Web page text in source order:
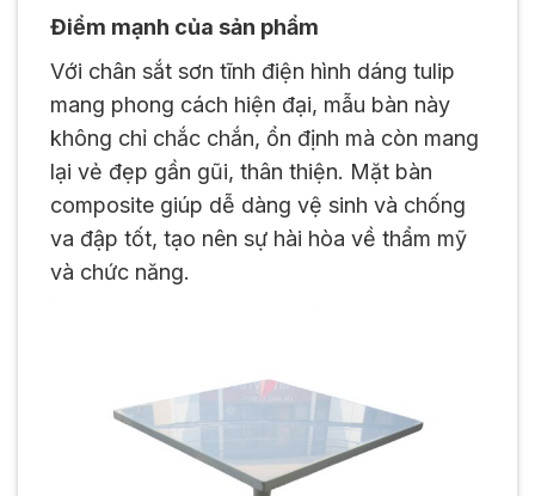
Điểm mạnh của sản phẩm
Với chân sắt sơn tĩnh điện hình dáng tulip
mang phong cách hiện đại, mẫu bàn này
không chỉ chắc chắn, ổn định mà còn mang
lại vẻ đẹp gần gũi, thân thiện. Mặt bàn
composite giúp dễ dàng vệ sinh và chống
va đập tốt, tạo nên sự hài hòa về thẩm mỹ
và chức năng.